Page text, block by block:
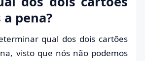
pena?
qual dos dois cartões
visto que nós não podemos